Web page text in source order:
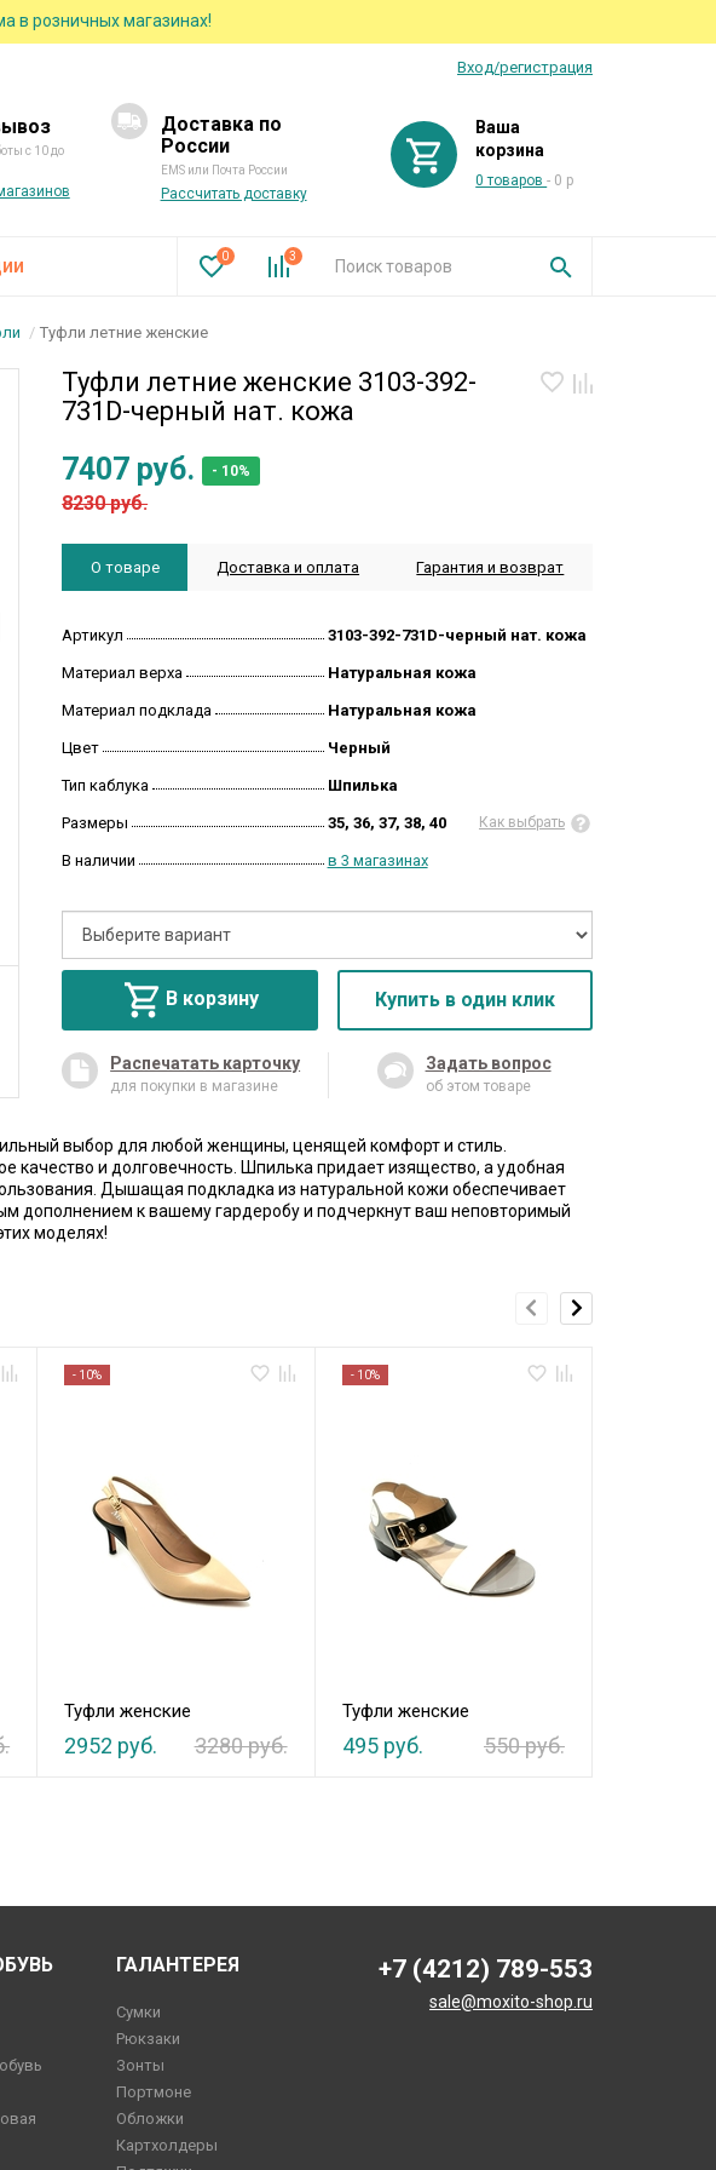
в розничных магазинах!
Вход/регистрация
с 10 до
Доставка по
России
EMS или Почта России
Рассчитать доставку
Ваша
корзина
0 товаров- 0 р
0 3
Туфли летние женские
Туфли летние женские 3103-392-
731D-черный нат. кожа
7407 руб. - 10%
8230 руб.
О товаре Доставка и оплата Гарантия и возврат
Артикул 3103-392-731D-черный нат. кожа
Материал верха Натуральная кожа
Материал подклада Натуральная кожа
Цвет Черный
Тип каблука Шпилька
Размеры 35, 36, 37, 38, 40 Как выбрать
В наличии в 3 магазинах
В корзину Купить в один клик
Распечатать карточку
для покупки в магазине
Задать вопрос
об этом товаре
выбор для любой женщины, ценящей комфорт и стиль.
качество и долговечность. Шпилька придает изящество, а удобная
Дышащая подкладка из натуральной кожи обеспечивает
дополнением к вашему гардеробу и подчеркнут ваш неповторимый
моделях!
- 10%
Туфли женские
2952 руб. 3280 руб.
- 10%
Туфли женские
495 руб. 550 руб.
ГАЛАНТЕРЕЯ
Сумки
Рюкзаки
Зонты
Портмоне
Обложки
Картхолдеры
+7 (4212) 789-553
sale@moxito-shop.ru